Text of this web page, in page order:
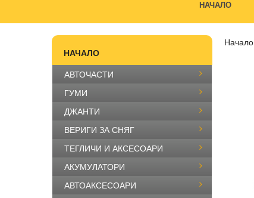
НАЧАЛО
НАЧАЛО
АВТОЧАСТИ
ГУМИ
ДЖАНТИ
ВЕРИГИ ЗА СНЯГ
ТЕГЛИЧИ И АКСЕСОАРИ
АКУМУЛАТОРИ
АВТОАКСЕСОАРИ
начало